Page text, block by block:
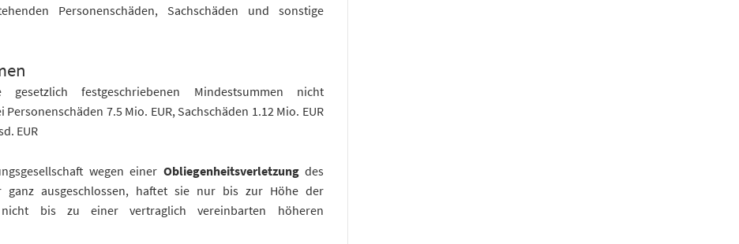
Personenschäden, Sachschäden und sonstige
festgeschriebenen Mindestsummen nicht
7.5 Mio. EUR, Sachschäden 1.12 Mio. EUR
EUR
wegen einer Obliegenheitsverletzungdes
ganz ausgeschlossen, haftet sie nur bis zur Höhe der
bis zu einer vertraglich vereinbarten höheren